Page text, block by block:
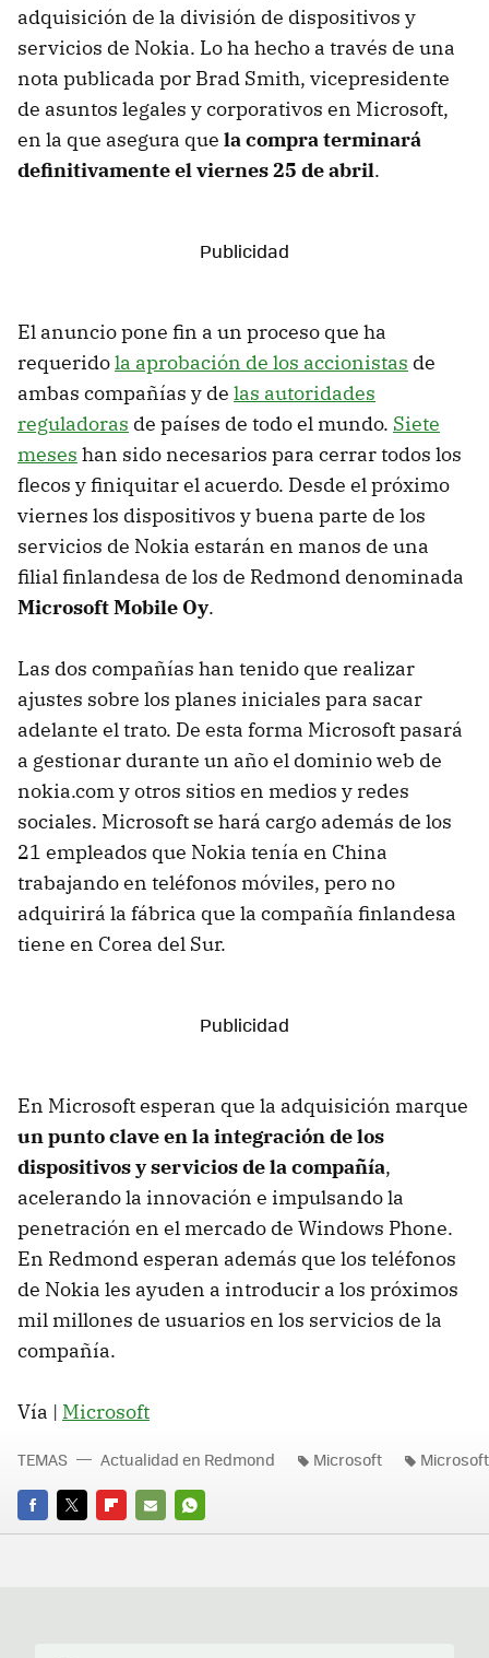
adquisición de la división de dispositivos y
servicios de Nokia. Lo ha hecho a través de una
nota publicada por Brad Smith, vicepresidente
de asuntos legales y corporativos en Microsoft,
en la que asegura que la compra terminará
definitivamente el viernes 25 de abril.
El anuncio pone fin a un proceso que ha
requeridola aprobación de los accionistas de
ambas compañías y de las autoridades
reguladoras de países de todo el mundo. Siete
meses han sido necesarios para cerrar todos los
flecos y finiquitar el acuerdo. Desde el próximo
viernes los dispositivos y buena parte de los
servicios de Nokia estarán en manos de una
filial finlandesa de los de Redmond denominada
Microsoft Mobile Oy.
Las dos compañías han tenido que realizar
ajustes sobre los planes iniciales para sacar
adelante el trato. De esta forma Microsoft pasará
a gestionar durante un año el dominio web de
nokia.com y otros sitios en medios y redes
sociales. Microsoft se hará cargo además de los
21 empleados que Nokia tenía en China
trabajando en teléfonos móviles, pero no
adquirirá la fábrica que la compañía finlandesa
tiene en Corea del Sur.
En Microsoft esperan que la adquisición marque
un punto clave en la integración de los
dispositivos y servicios de la compañía,
acelerando la innovación e impulsando la
penetración en el mercado de Windows Phone.
En Redmond esperan además que los teléfonos
de Nokia les ayuden a introducir a los próximos
mil millones de usuarios en los servicios de la
compañía.
Vía | Microsoft
FACEBOOK
TWITTERFLIPBOARD
E-
WHATSAPP
TEMAS Actualidad en Redmond Microsoft